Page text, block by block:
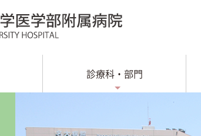
診療科・部門